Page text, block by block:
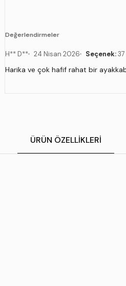
Değerlendirmeler
H** D** 24 Nisan 2026 Seçenek:37
Harika ve çok hafif rahat bir
ÜRÜN ÖZELLIKLERI